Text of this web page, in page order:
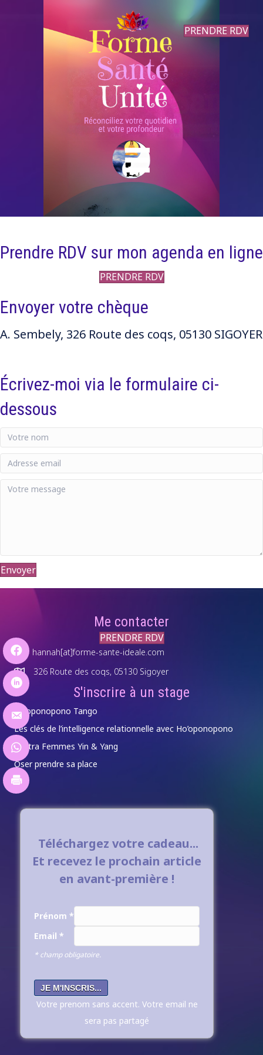
PRENDRE RDV
Prendre RDV sur mon agenda en ligne
PRENDRE RDV
Envoyer votre chèque
A. Sembely, 326 Route des coqs, 05130 SIGOYER
Écrivez-moi via le formulaire ci-
dessous
Envoyer
Me contacter
PRENDRE RDV
hannah[at]forme-sante-ideale.com
326 Route des coqs, 05130 Sigoyer
S'inscrire à un stage
Ho’oponopono Tango
Les clés de l’intelligence relationnelle avec Ho’oponopono
Tantra Femmes Yin & Yang
Oser prendre sa place
Téléchargez votre cadeau...
Et recevez le prochain article
en avant-première !
Prénom *
Email *
* champ obligatoire.
Votre prenom sans accent. Votre email ne
sera pas partagé